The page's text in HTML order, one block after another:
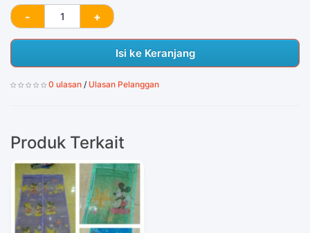
Isi ke Keranjang
0 ulasan / Ulasan Pelanggan
Produk Terkait